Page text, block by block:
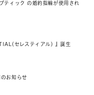
ティック の婚約指輪が使用され
セレスティアル) 』誕生
お知らせ